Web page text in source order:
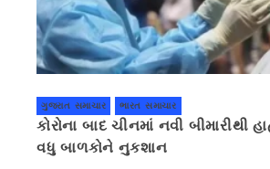
ગુજરાત સમાચાર ભારત સમાચાર
કોરોના બાદ ચીનમાં નવી બીમારીથી
વધુ બાળકોને નુકશાન